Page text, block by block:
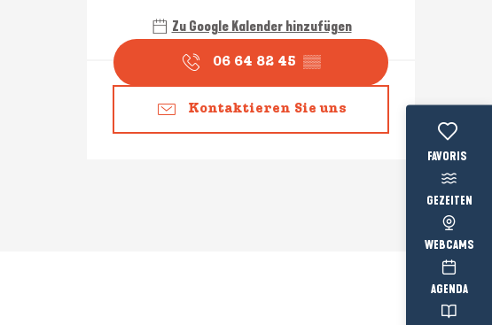
Voir les
GEZEITEN
WEBCAMS
AGENDA
Zu Google Kalender hinzufügen
06 64 82 45 ▒▒
Kontaktieren Sie uns